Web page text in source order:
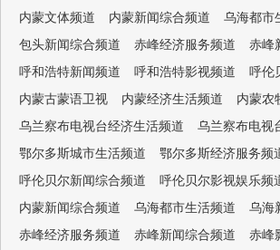
内蒙文体频道
内蒙新闻综合频道 乌海都市
包头新闻综合频道
赤峰经济服务频道 赤峰
呼和浩特新闻频道
呼和浩特影视频道 呼伦
内蒙古蒙语卫视
内蒙经济生活频道 内蒙农
乌兰察布电视台经济生活频道
乌兰察布电视
鄂尔多斯城市生活频道
鄂尔多斯经济服务频
呼伦贝尔新闻综合频道
呼伦贝尔影视娱乐频
内蒙新闻综合频道
乌海都市生活频道 乌海
赤峰经济服务频道
赤峰新闻综合频道 赤峰